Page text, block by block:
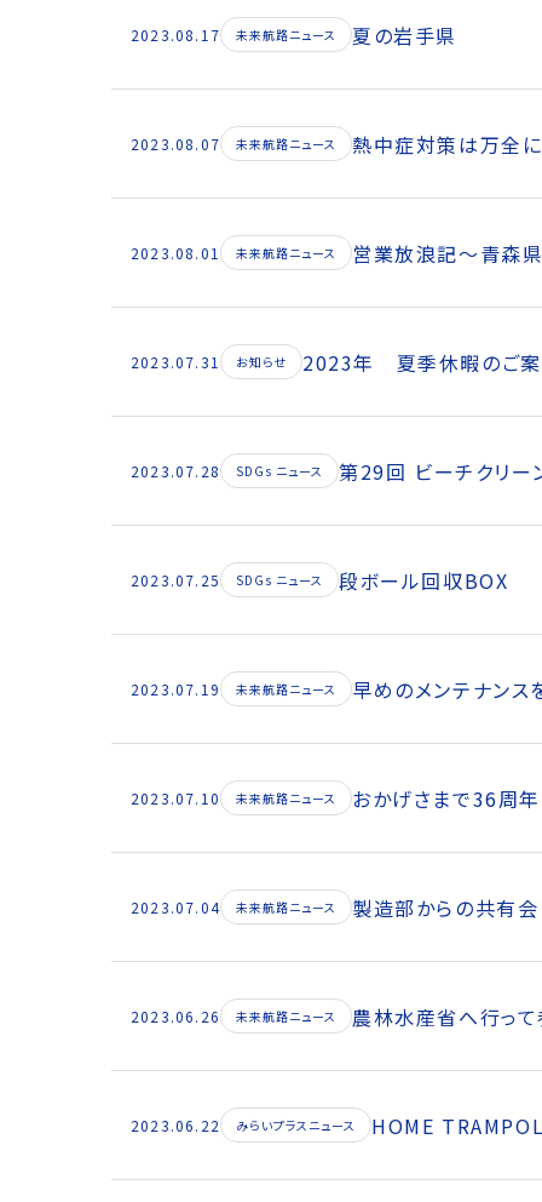
2023.08.17 未来航路ニュース 夏の岩手県
2023.08.07 未来航路ニュース 熱中症対策は万全に
2023.08.01 未来航路ニュース 営業放浪記～青森
2023.07.31 お知らせ 2023年 夏季休暇のご
2023.07.28 SDGs ニュース 第29回 ビーチクリー
2023.07.25 SDGs ニュース 段ボール回収BOX
2023.07.19 未来航路ニュース 早めのメンテナンス
2023.07.10 未来航路ニュース おかげさまで36周年
2023.07.04 未来航路ニュース 製造部からの共有会
2023.06.26 未来航路ニュース 農林水産省へ行って
2023.06.22 みらいプラスニュース HOME